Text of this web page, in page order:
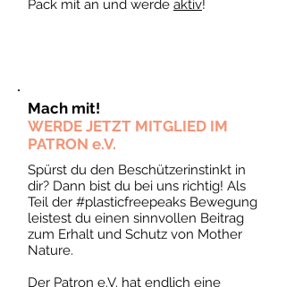
Pack mit an und werde aktiv!
Mach mit!
WERDE JETZT MITGLIED IM
PATRON e.V.
Spürst du den Beschützerinstinkt in
dir? Dann bist du bei uns richtig! Als
Teil der #plasticfreepeaks Bewegung
leistest du einen sinnvollen Beitrag
zum Erhalt und Schutz von Mother
Nature.
Der Patron e.V. hat endlich eine